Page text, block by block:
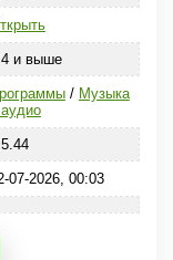
и выше
/ Музыка
07-2026, 00:03